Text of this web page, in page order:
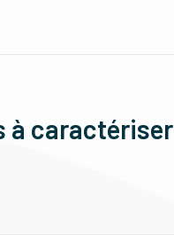
à caractériser